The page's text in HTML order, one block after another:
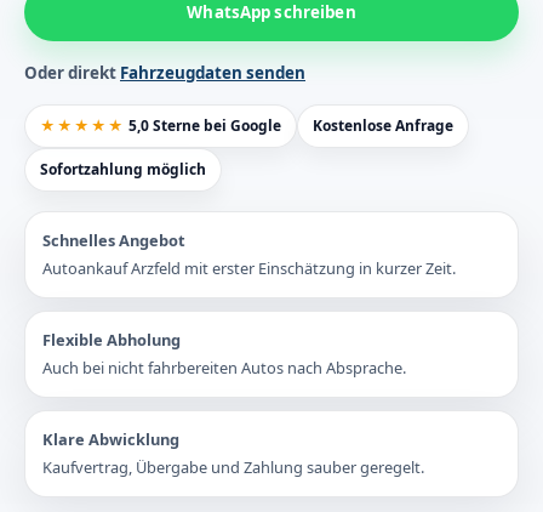
WhatsApp schreiben
Oder direkt Fahrzeugdaten senden
★★★★★ 5,0 Sterne bei Google Kostenlose Anfrage
Sofortzahlung möglich
Schnelles Angebot
Autoankauf Arzfeld mit erster Einschätzung in kurzer Zeit.
Flexible Abholung
Auch bei nicht fahrbereiten Autos nach Absprache.
Klare Abwicklung
Kaufvertrag, Übergabe und Zahlung sauber geregelt.